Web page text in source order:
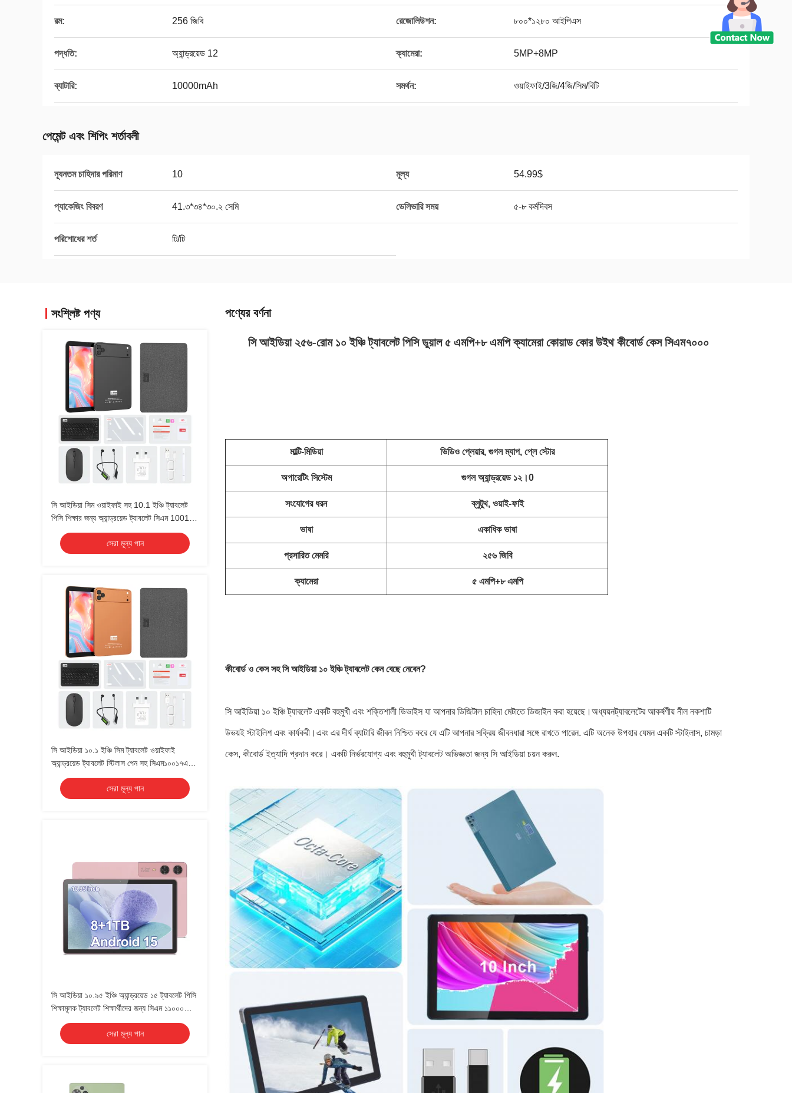
রম: 256 জিবি রেজোলিউশন: ৮০০*১২৮০ আইপিএস
পদ্ধতি: অ্যান্ড্রয়েড 12 ক্যামেরা: 5MP+8MP
ব্যাটারি: 10000mAh সমর্থন: ওয়াইফাই/3জি/4জি/সিম/বিটি
পেমেন্ট এবং শিপিং শর্তাবলী
ন্যূনতম চাহিদার পরিমাণ 10 মূল্য 54.99$
প্যাকেজিং বিবরণ 41.৩*৩৪*৩০.২ সেমি ডেলিভারি সময় ৫-৮ কর্মদিবস
পরিশোধের শর্ত টি/টি
সংশ্লিষ্ট পণ্য
সি আইডিয়া সিম ওয়াইফাই সহ 10.1 ইঞ্চি ট্যাবলেট
পিসি শিক্ষার জন্য অ্যান্ড্রয়েড ট্যাবলেট সিএম 10017
এয়ার কালো
সেরা মূল্য পান
সি আইডিয়া ১০.১ ইঞ্চি সিম ট্যাবলেট ওয়াইফাই
অ্যান্ড্রয়েড ট্যাবলেট স্টিলাস পেন সহ সিএম১০০১৭এয়ার
সেরা মূল্য পান
সি আইডিয়া ১০.৯৫ ইঞ্চি অ্যান্ড্রয়েড ১৫ ট্যাবলেট পিসি
শিক্ষামূলক ট্যাবলেট শিক্ষার্থীদের জন্য সিএম ১১০০০
সেরা মূল্য পান
পণ্যের বর্ণনা
সি আইডিয়া ২৫৬-রোম ১০ ইঞ্চি ট্যাবলেট পিসি ডুয়াল ৫ এমপি+৮ এমপি ক্যামেরা কোয়াড কোর উইথ কীবোর্ড কেস সিএম৭০০০
মাল্টি-মিডিয়া ভিডিও প্লেয়ার, গুগল ম্যাপ, প্লে স্টোর
অপারেটিং সিস্টেম গুগল অ্যান্ড্রয়েড ১২।0
সংযোগের ধরন ব্লুটুথ, ওয়াই-ফাই
ভাষা একাধিক ভাষা
প্রসারিত মেমরি ২৫৬ জিবি
ক্যামেরা ৫ এমপি+৮ এমপি
কীবোর্ড ও কেস সহ সি আইডিয়া ১০ ইঞ্চি ট্যাবলেট কেন বেছে নেবেন?
সি আইডিয়া ১০ ইঞ্চি ট্যাবলেট একটি বহুমুখী এবং শক্তিশালী ডিভাইস যা আপনার ডিজিটাল চাহিদা মেটাতে ডিজাইন করা হয়েছে।অধ্যয়নট্যাবলেটের আকর্ষণীয় নীল নকশাটি
উভয়ই স্টাইলিশ এবং কার্যকরী।এবং এর দীর্ঘ ব্যাটারি জীবন নিশ্চিত করে যে এটি আপনার সক্রিয় জীবনধারা সঙ্গে রাখতে পারেন. এটি অনেক উপহার যেমন একটি স্টাইলাস, চামড়া
কেস, কীবোর্ড ইত্যাদি প্রদান করে। একটি নির্ভরযোগ্য এবং বহুমুখী ট্যাবলেট অভিজ্ঞতা জন্য সি আইডিয়া চয়ন করুন.